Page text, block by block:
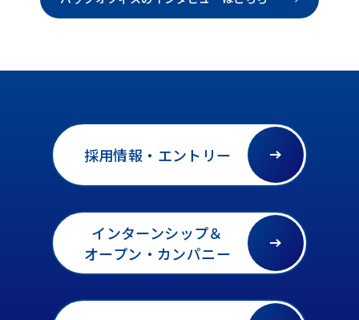
採用情報・エントリー
インターンシップ＆
オープン・カンパニー